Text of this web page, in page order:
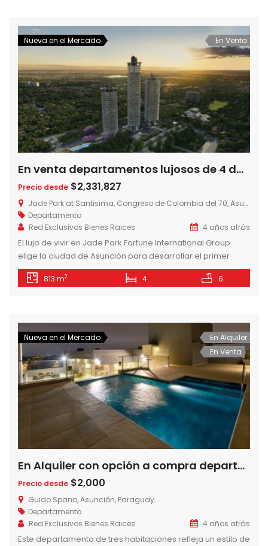
Nueva en el Mercado En Venta
En venta departamentos lujosos de 4 dormitorios en Jade Park sobre Avda. Santisima Trinidad
Precio desde $2,331,827
Jade Park at Santisima, Congreso de Colombia del 70, Asunción, Paraguay
Departamento
Red Exclusivos Bienes Raices
4 años atrás
El lujo de vivir en Jade Park Fortune International Group
elige la ciudad de Asunción para desarrollar el primer
Jade en América Latina, en sociedad con Jimenez Gaona y
Lima, la empresa constructora líder en Paraguay. Un
813 m2 4 6
Nueva en el Mercado
En Alquiler
En Venta
En Alquiler con opción a compra departamentos de 3 dormitorios en Torre Guido Spano, Barrio Herrera, Asuncion-Paraguay
Precio desde $2,000
Guido Spano, Asunción, Paraguay
Departamento
Red Exclusivos Bienes Raices
4 años atrás
Este departamento de tres habitaciones refleja un estilo de